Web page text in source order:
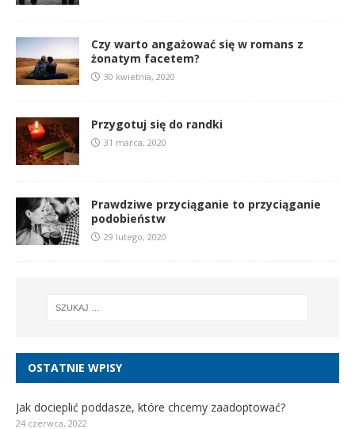
Czy warto angażować się w romans z
żonatym facetem?
30 kwietnia, 2020
Przygotuj się do randki
31 marca, 2020
Prawdziwe przyciąganie to przyciąganie
podobieństw
29 lutego, 2020
OSTATNIE WPISY
Jak docieplić poddasze, które chcemy zaadoptować?
24 czerwca, 2022